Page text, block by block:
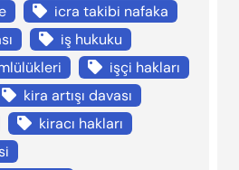
icra takibi nafaka
iş hukuku
işçi hakları
kira artışı davası
kiracı hakları